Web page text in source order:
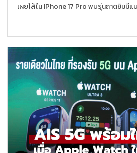
เผยไส้ใน IPhone 17 Pro พบรุ่นถาดซิมมีแ